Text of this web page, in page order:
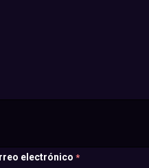
electrónico *